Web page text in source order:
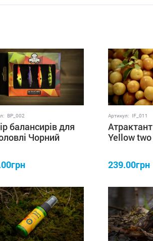
BP_002
балансирів для
Чорний
в упаковці
Артикул: IF_011
Yellow
FISH
239.00грн